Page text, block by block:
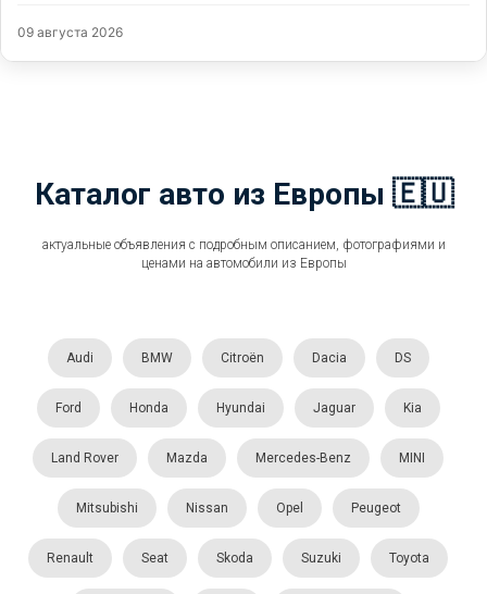
09 августа 2026
Каталог авто из Европы 🇪🇺
актуальные объявления с подробным описанием, фотографиями и
ценами на автомобили из Европы
Audi BMW Citroën Dacia DS
Ford Honda Hyundai Jaguar Kia
Land Rover Mazda Mercedes-Benz MINI
Mitsubishi Nissan Opel Peugeot
Renault Seat Skoda Suzuki Toyota